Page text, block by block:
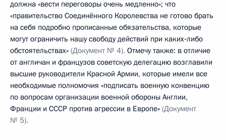
должна «вести переговоры очень медленно»; что
«правительство Соединённого Королевства не готово брать
на себя подробно прописанные обязательства, которые
могут ограничить нашу свободу действий при каких‑либо
обстоятельствах» (Документ № 4). Отмечу также: в отличие
от англичан и французов советскую делегацию возглавили
высшие руководители Красной Армии, которые имели все
необходимые полномочия «подписать военную конвенцию
по вопросам организации военной обороны Англии,
Франции и СССР против агрессии в Европе» (Документ
№ 5).